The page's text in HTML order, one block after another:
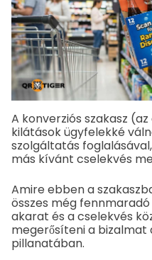
A konverziós szakasz
kilátások ügyfelekké
szolgáltatás
más kívánt cselekvés
Amire ebben a
összes még
akarat és a cselekvés
megerősíteni a bizalmat
pillanatában.